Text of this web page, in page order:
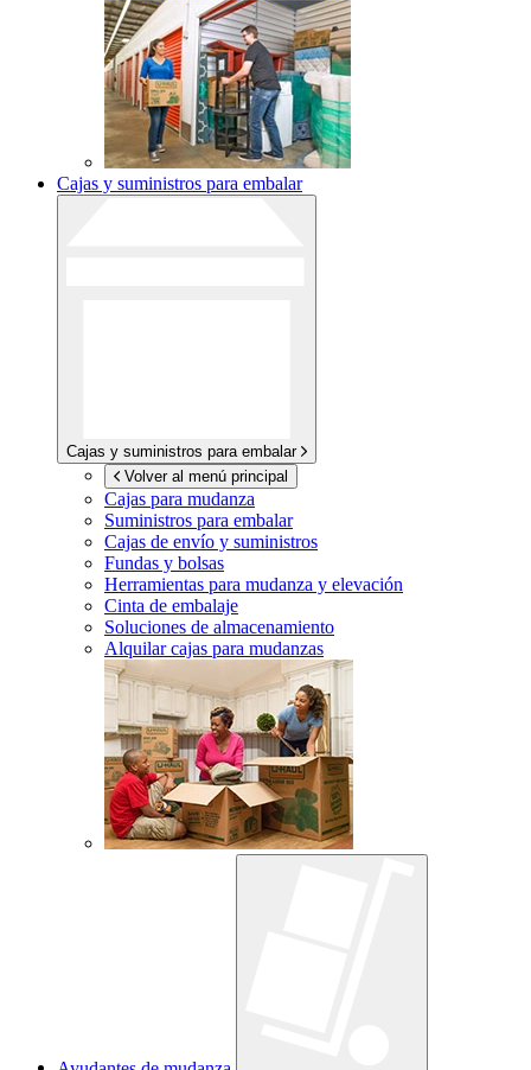
Cajas y suministros para embalar
Cajas y suministros para embalar
Volver al menú principal
Cajas para mudanza
Suministros para embalar
Cajas de envío y suministros
Fundas y bolsas
Herramientas para mudanza y elevación
Cinta de embalaje
Soluciones de almacenamiento
Alquilar cajas para mudanzas